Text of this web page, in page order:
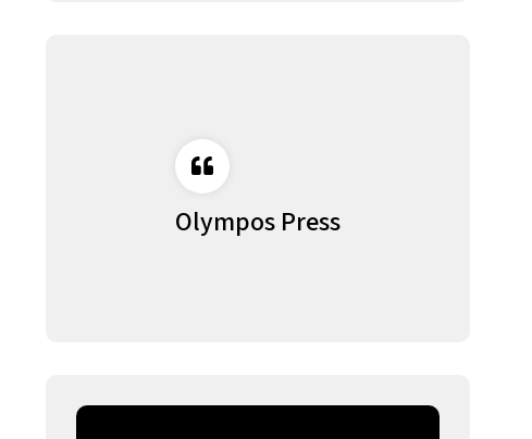
Olympos Press